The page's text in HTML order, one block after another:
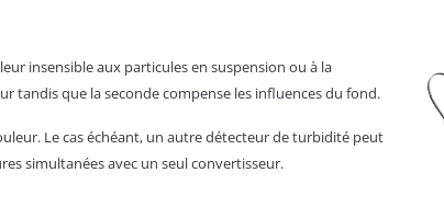
insensible aux particules en suspension ou à la
tandis que la seconde compense les influences du fond.
Le cas échéant, un autre détecteur de turbidité peut
simultanées avec un seul convertisseur.